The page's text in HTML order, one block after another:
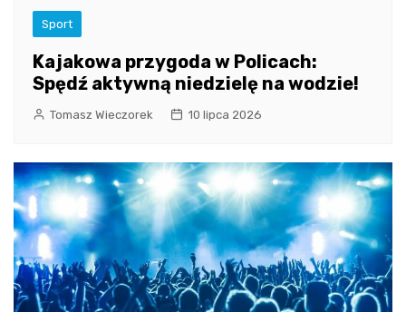
Sport
Kajakowa przygoda w Policach:
Spędź aktywną niedzielę na wodzie!
Tomasz Wieczorek 10 lipca 2026